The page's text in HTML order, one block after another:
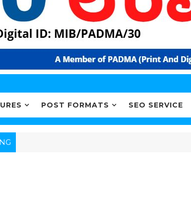
POST FORMATS SEO SERVICE